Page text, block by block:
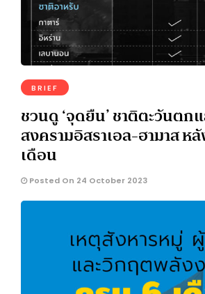
BRIEF
ชวนดู ‘จุดยืน’ ชาติตะวันตก
สงครามอิสราเอล-ฮามาส ห
เดือน
Posted On 24 October 2023